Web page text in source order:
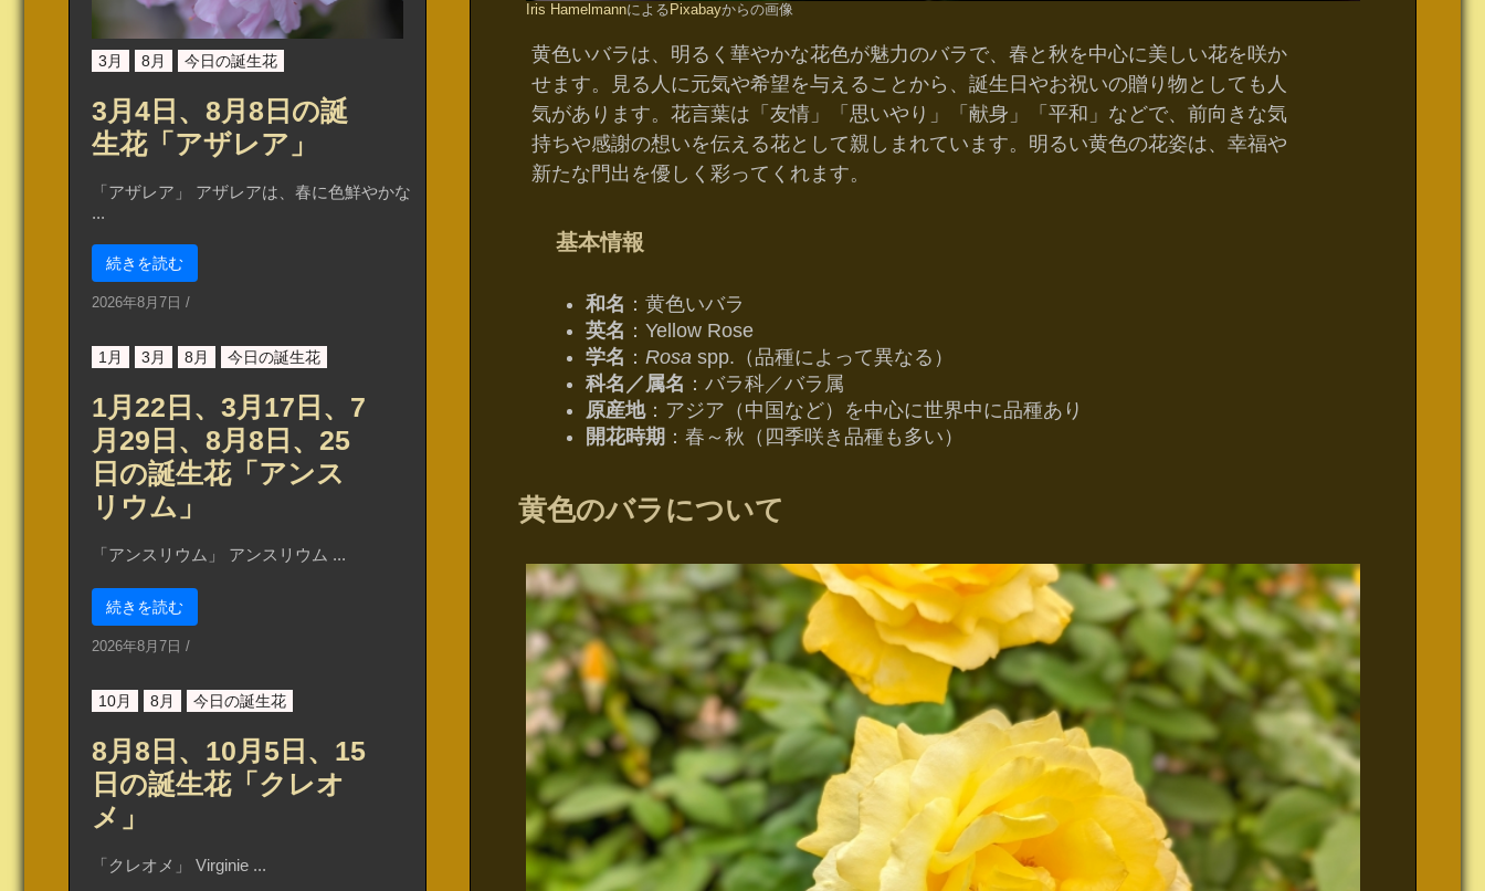
Iris Hamelmannによる Pixabayからの画像
黄色いバラは、明るく華やかな花色が魅力のバラで、春と秋を中心に美しい花を咲か
せます。見る人に元気や希望を与えることから、誕生日やお祝いの贈り物としても人
気があります。花言葉は「友情」「思いやり」「献身」「平和」などで、前向きな気
持ちや感謝の想いを伝える花として親しまれています。明るい黄色の花姿は、幸福や
新たな門出を優しく彩ってくれます。
基本情報
和名 ：黄色いバラ
英名 ：Yellow Rose
学名 ： Rosa spp.（品種によって異なる）
科名／属名 ：バラ科／バラ属
原産地：アジア（中国など）を中心に世界中に品種あり
開花時期 ：春～秋（四季咲き品種も多い）
黄色のバラについて
3月 8月 今日の誕生花
3月4日、8月8日の誕
生花「アザレア」
「アザレア」 アザレアは、春に色鮮やかな
...
続きを読む
2026年8月7日 /
1月 3月 8月 今日の誕生花
1月22日、3月17日、7
月29日、8月8日、25
日の誕生花「アンス
リウム」
「アンスリウム」 アンスリウム ...
続きを読む
2026年8月7日 /
10月 8月 今日の誕生花
8月8日、10月5日、15
日の誕生花「クレオ
メ」
「クレオメ」 Virginie ...